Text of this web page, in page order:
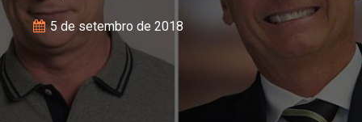
5 de setembro de 2018